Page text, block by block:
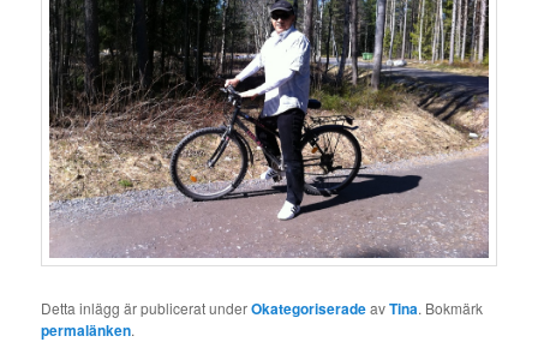
Detta inlägg är publicerat underOkategoriseradeavTina. Bokmärk
permalänken.